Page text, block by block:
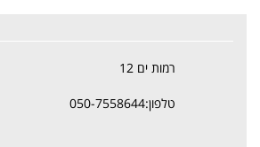
רמות ים 12
טלפון:050-7558644